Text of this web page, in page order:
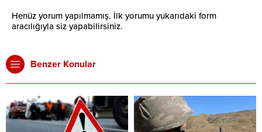
Henüz yorum yapılmamış. İlk yorumu yukarıdaki form
aracılığıyla siz yapabilirsiniz.
Benzer Konular